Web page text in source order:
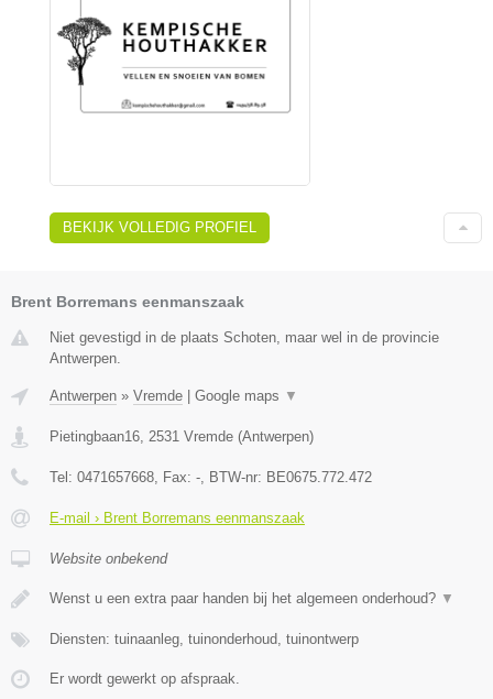
BEKIJK VOLLEDIG PROFIEL
Brent Borremans eenmanszaak
Niet gevestigd in de plaats Schoten, maar wel in de provincie
Antwerpen.
Antwerpen » Vremde Google maps ▼
Pietingbaan16 2531 Vremde (Antwerpen)
Tel: 0471657668 , Fax: - , BTW-nr: BE0675.772.472
E-mail › Brent Borremans eenmanszaak
Website onbekend
Wenst u een extra paar handen bij het algemeen onderhoud? ▼
Diensten: tuinaanleg, tuinonderhoud, tuinontwerp
Er wordt gewerkt op afspraak.